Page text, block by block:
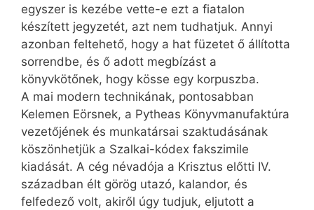
egyszer is kezébe vette-e ezt a fiatalon
készített jegyzetét, azt nem tudhatjuk. Annyi
azonban feltehető, hogy a hat füzetet ő állította
sorrendbe, és ő adott megbízást a
könyvkötőnek, hogy kösse egy korpuszba.
A mai modern technikának, pontosabban
Kelemen Eörsnek, a Pytheas Könyvmanufaktúra
vezetőjének és munkatársai szaktudásának
köszönhetjük a Szalkai-kódex fakszimile
kiadását. A cég névadója a Krisztus előtti IV.
században élt görög utazó, kalandor, és
felfedező volt, akiről úgy tudjuk, eljutott a